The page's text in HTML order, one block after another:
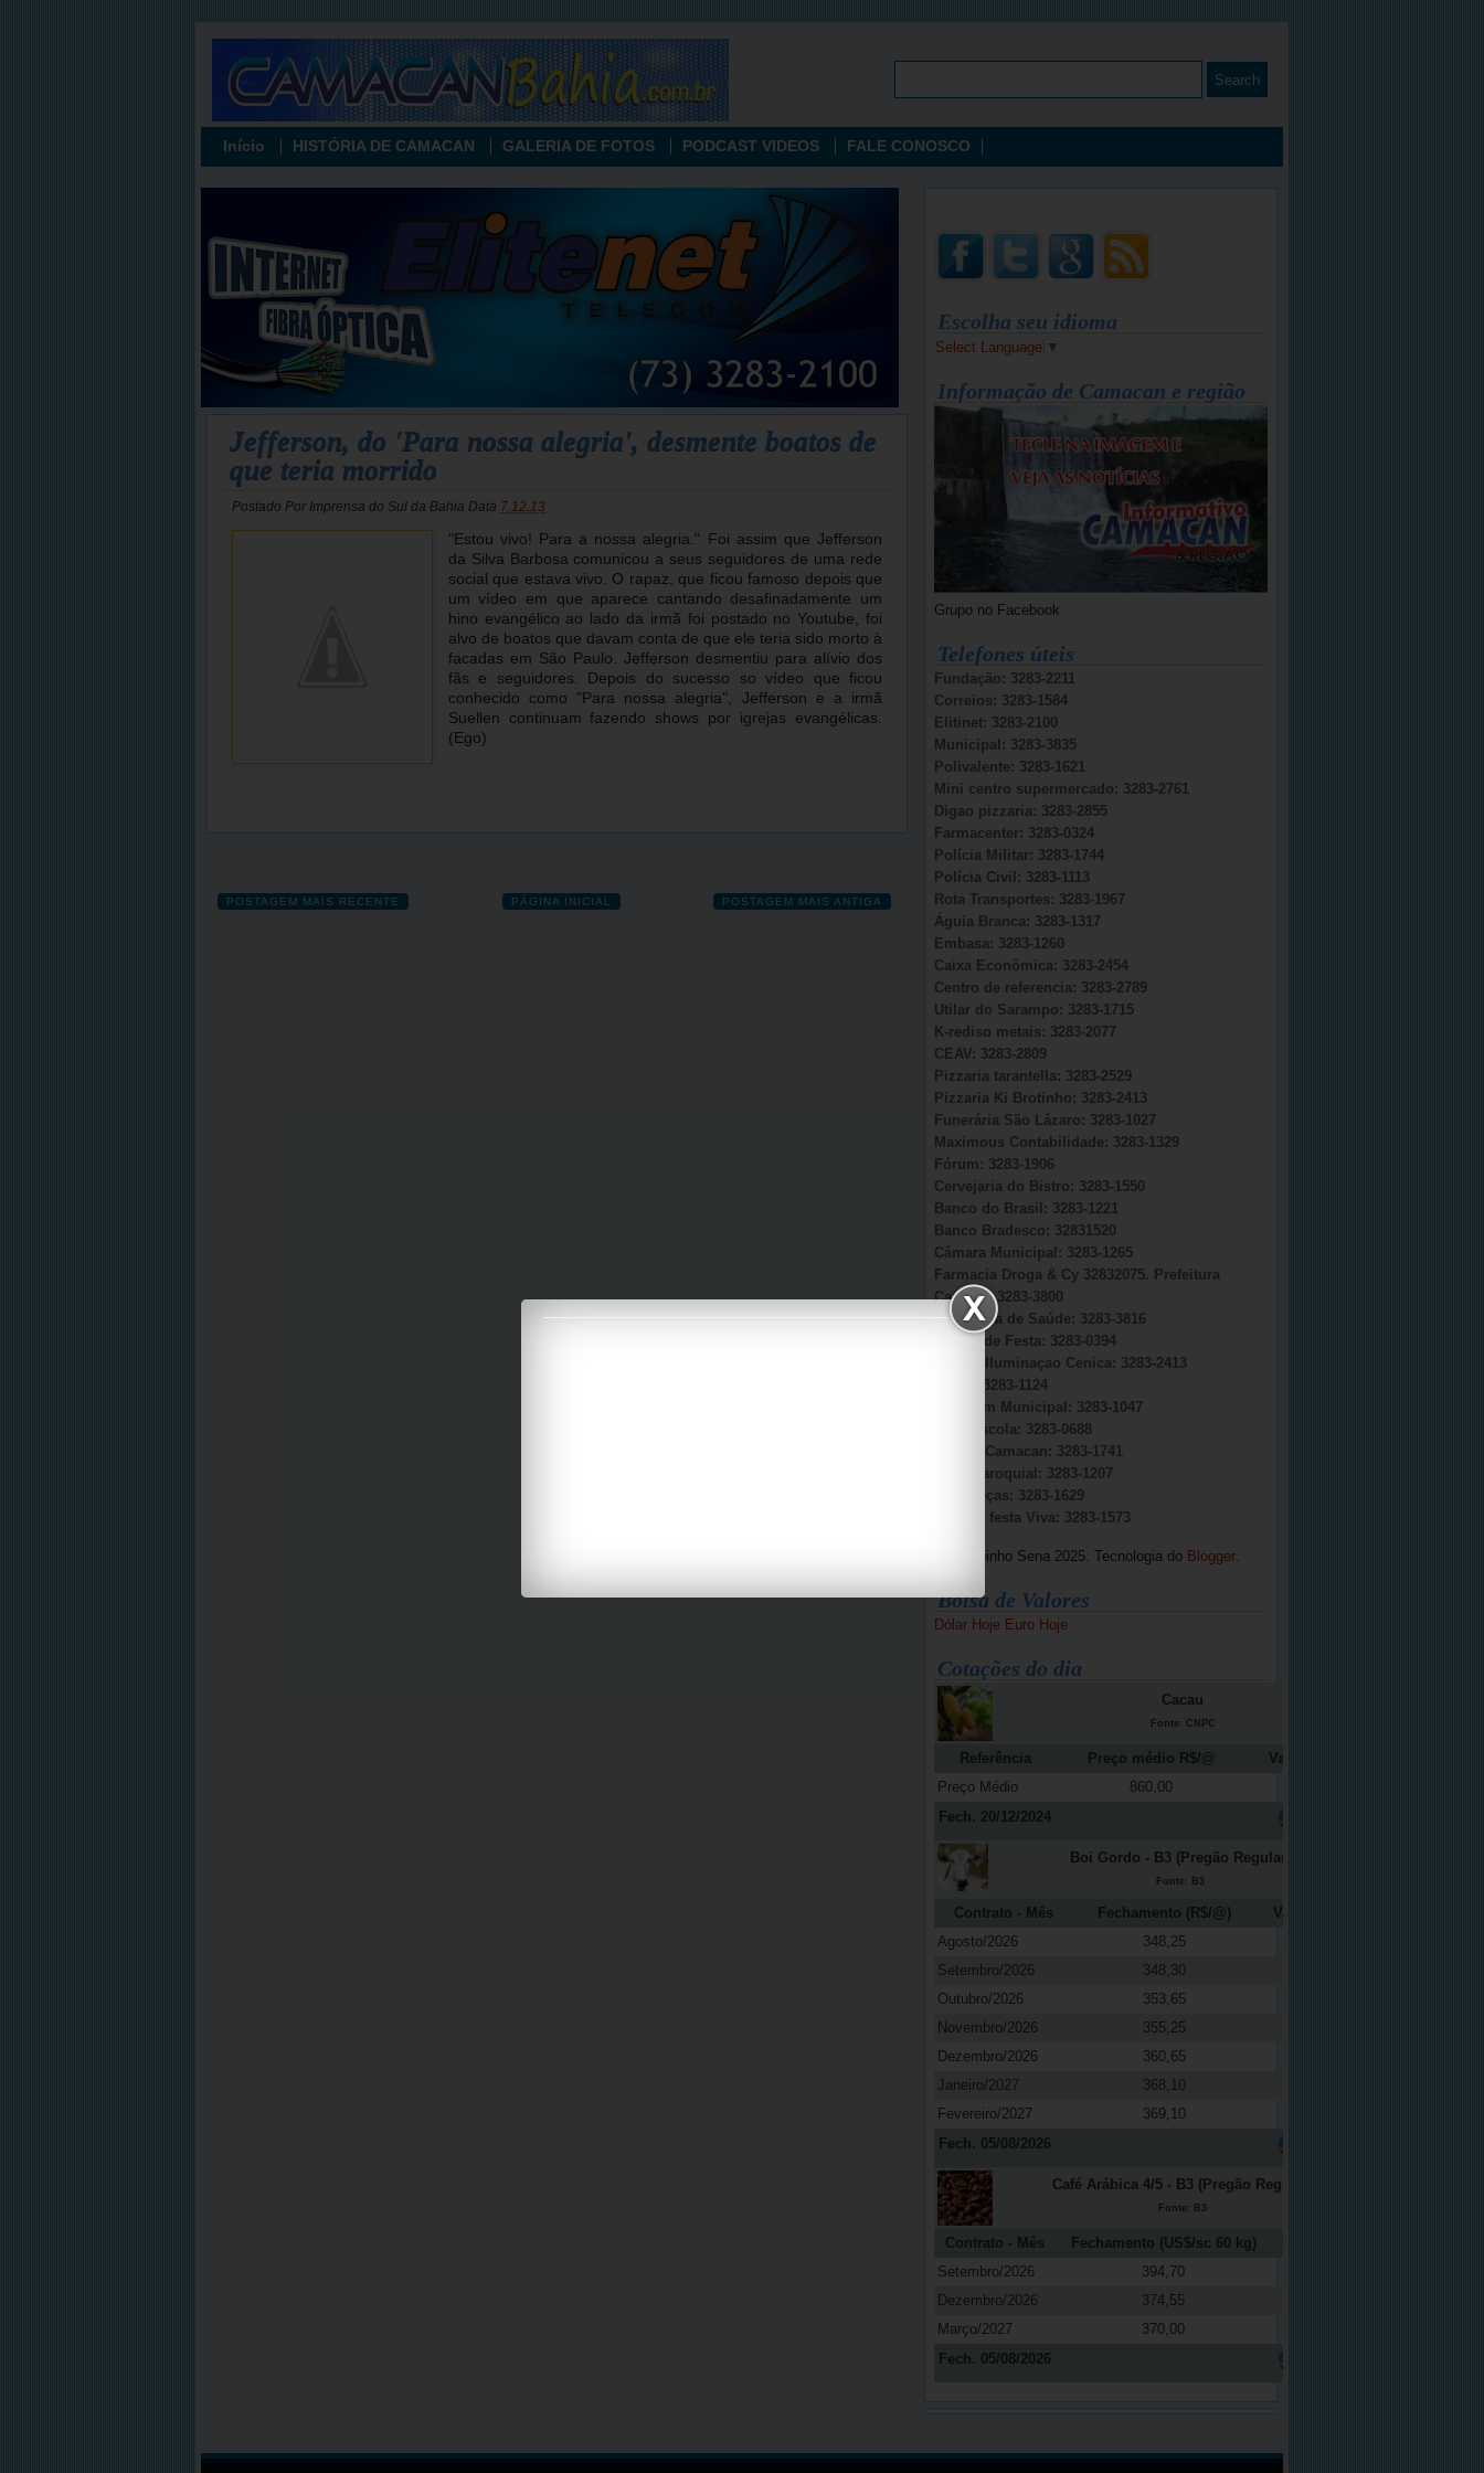
Início HISTÓRIA DE CAMACAN GALERIA DE FOTOS PODCAST VIDEOS FALE CONOSCO
Jefferson, do 'Para nossa alegria', desmente boatos de
que teria morrido
Postado Por Imprensa do Sul da Bahia Data 7.12.13
"Estou vivo! Para a nossa alegria." Foi assim que Jefferson
da Silva Barbosa comunicou a seus seguidores de uma rede
social que estava vivo. O rapaz, que ficou famoso depois que
um vídeo em que aparece cantando desafinadamente um
hino evangélico ao lado da irmã foi postado no Youtube, foi
alvo de boatos que davam conta de que ele teria sido morto à
facadas em São Paulo. Jefferson desmentiu para alívio dos
fãs e seguidores. Depois do sucesso so vídeo que ficou
conhecido como "Para nossa alegria", Jefferson e a irmã
Suellen continuam fazendo shows por igrejas evangélicas.
(Ego)
POSTAGEM MAIS RECENTE POSTAGEM MAIS ANTIGA
PÁGINA INICIAL
Escolha seu idioma
Select Language ▼
Informação de Camacan e região
Grupo no Facebook
Telefones úteis
Fundação: 3283-2211
Correios: 3283-1584
Elitinet: 3283-2100
Municipal: 3283-3835
Polivalente: 3283-1621
Mini centro supermercado: 3283-2761
Digao pizzaria: 3283-2855
Farmacenter: 3283-0324
Polícia Militar: 3283-1744
Polícia Civil: 3283-1113
Rota Transportes: 3283-1967
Águia Branca: 3283-1317
Embasa: 3283-1260
Caixa Econômica: 3283-2454
Centro de referencia: 3283-2789
Utilar do Sarampo: 3283-1715
K-rediso metais: 3283-2077
CEAV: 3283-2809
Pizzaria tarantella: 3283-2529
Pizzaria Ki Brotinho: 3283-2413
Funerária São Lázaro: 3283-1027
Maximous Contabilidade: 3283-1329
Fórum: 3283-1906
Cervejaria do Bistro: 3283-1550
Banco do Brasil: 3283-1221
Banco Bradesco: 32831520
Câmara Municipal: 3283-1265
Farmacia Droga & Cy 32832075. Prefeitura
Camacã: 3283-3800
Secretária de Saúde: 3283-3816
Sonho de Festa: 3283-0394
AmmC Iluminaçao Cenica: 3283-2413
CAPS: 3283-1124
Garagem Municipal: 3283-1047
Auto Escola: 3283-0688
Viação Camacan: 3283-1741
Casa Paroquial: 3283-1207
Bike Peças: 3283-1629
Espaço festa Viva: 3283-1573
Jabinho Sena 2025. Tecnologia do Blogger.
Bolsa de Valores
Dólar Hoje Euro Hoje
Cotações do dia
Cacau
Fonte: CNPC
Referência Preço médio R$/@
Variação (%)
Preço Médio
860,00
Fech. 20/12/2024
Boi Gordo - B3 (Pregão Regular)
Fonte: B3
Contrato - Mês Fechamento (R$/@)
Variação (%)
Agosto/2026
348,25
Setembro/2026
348,30
Outubro/2026
353,65
Novembro/2026
355,25
Dezembro/2026
360,65
Janeiro/2027
368,10
Fevereiro/2027
369,10
Fech. 05/08/2026
Café Arábica 4/5 - B3 (Pregão Regular)
Fonte: B3
Contrato - Mês Fechamento (US$/sc 60 kg)
Setembro/2026
394,70
Dezembro/2026
374,55
Março/2027
370,00
Fech. 05/08/2026